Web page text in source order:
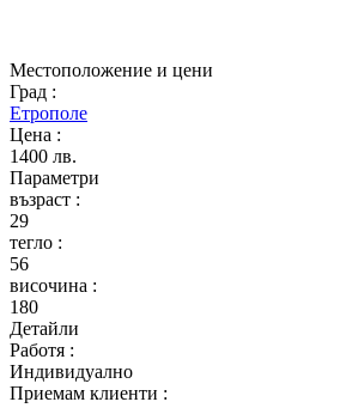
Местоположение и цени
Град :
Етрополе
Цена :
1400 лв.
Параметри
възраст :
29
тегло :
56
височина :
180
Детайли
Работя :
Индивидуално
Приемам клиенти :